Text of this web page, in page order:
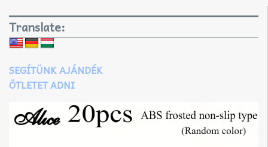
Translate:
SEGÍTÜNK AJÁNDÉK
ÖTLETET ADNI